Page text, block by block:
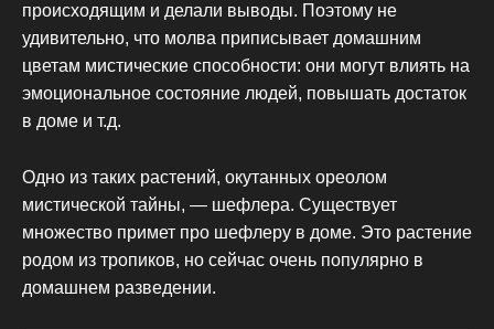
происходящим и делали выводы. Поэтому не
удивительно, что молва приписывает домашним
цветам мистические способности: они могут влиять на
эмоциональное состояние людей, повышать достаток
в доме и т.д.
Одно из таких растений, окутанных ореолом
мистической тайны, — шефлера. Существует
множество примет про шефлеру в доме. Это растение
родом из тропиков, но сейчас очень популярно в
домашнем разведении.